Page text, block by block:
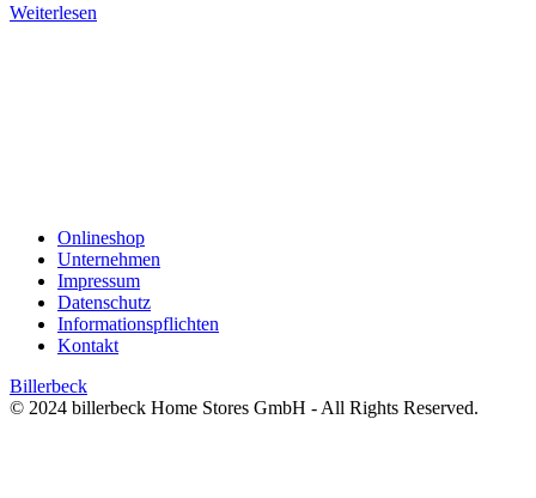
Weiterlesen
Onlineshop
Unternehmen
Impressum
Datenschutz
Informationspflichten
Kontakt
Billerbeck
© 2024 billerbeck Home Stores GmbH - All Rights Reserved.